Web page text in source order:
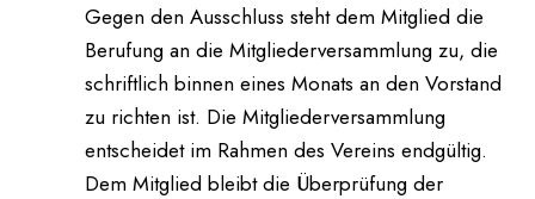
Gegen den Ausschluss steht dem Mitglied die
Berufung an die Mitgliederversammlung zu, die
schriftlich binnen eines Monats an den Vorstand
zu richten ist. Die Mitgliederversammlung
entscheidet im Rahmen des Vereins endgültig.
Dem Mitglied bleibt die Überprüfung der